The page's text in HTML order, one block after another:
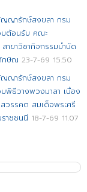
ญญารักษ์สงขลา กรม
ต้อนรับ คณะ
าขาวิชากิจกรรมบำบัด
กษิณ 23-7-69 15.50
ญญารักษ์สงขลา กรม
พิธีวางพวงมาลา เนื่อง
วรรคต สมเด็จพระศรี
าชชนนี 18-7-69 11.07